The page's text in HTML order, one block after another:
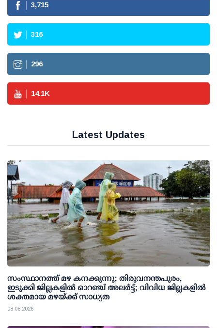
3,715
316
296
14.1K
Latest Updates
സംസ്ഥാനത്ത് മഴ കനക്കുന്നു; തിരുവനന്തപുരം,
ഇടുക്കി ജില്ലകളിൽ ഓറഞ്ച് അലർട്ട്; വിവിധ ജില്ലകളിൽ
ശക്തമായ മഴയ്ക്ക് സാധ്യത
08 08 2026